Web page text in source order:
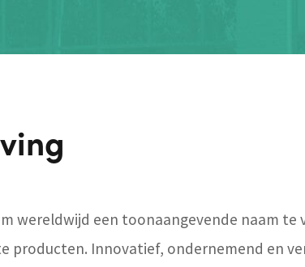
wereldwijd een toonaangevende naam
producten. Innovatief, ondernemend en